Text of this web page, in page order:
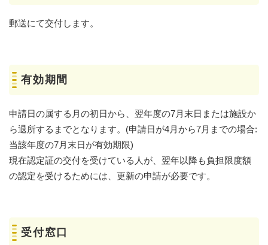
郵送にて交付します。
有効期間
申請日の属する月の初日から、翌年度の7月末日または施設か
ら退所するまでとなります。(申請日が4月から7月までの場合:
当該年度の7月末日が有効期限)
現在認定証の交付を受けている人が、翌年以降も負担限度額
の認定を受けるためには、更新の申請が必要です。
受付窓口